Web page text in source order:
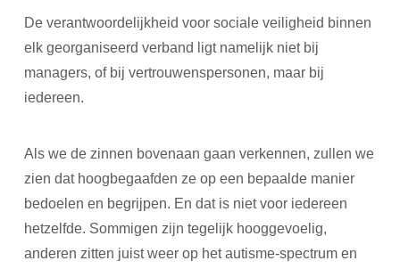
De verantwoordelijkheid voor sociale veiligheid binnen
elk georganiseerd verband ligt namelijk niet bij
managers, of bij vertrouwenspersonen, maar bij
iedereen.
Als we de zinnen bovenaan gaan verkennen, zullen we
zien dat hoogbegaafden ze op een bepaalde manier
bedoelen en begrijpen. En dat is niet voor iedereen
hetzelfde. Sommigen zijn tegelijk hooggevoelig,
anderen zitten juist weer op het autisme-spectrum en